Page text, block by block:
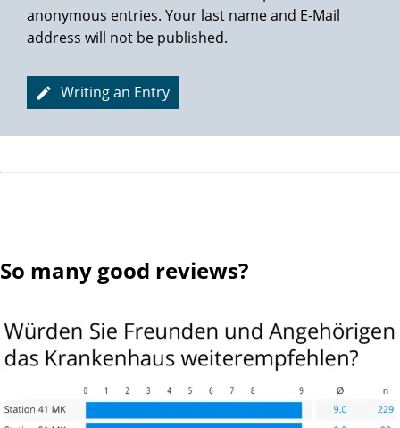
Lieben Dank auch an das gesamte Team, für die so
Ich kann nur jedem die Martini-Klinik nachdrücklich
anonymous entries. Your last name and E-Mail
address will not be published.
Writing an Entry
So many good reviews?